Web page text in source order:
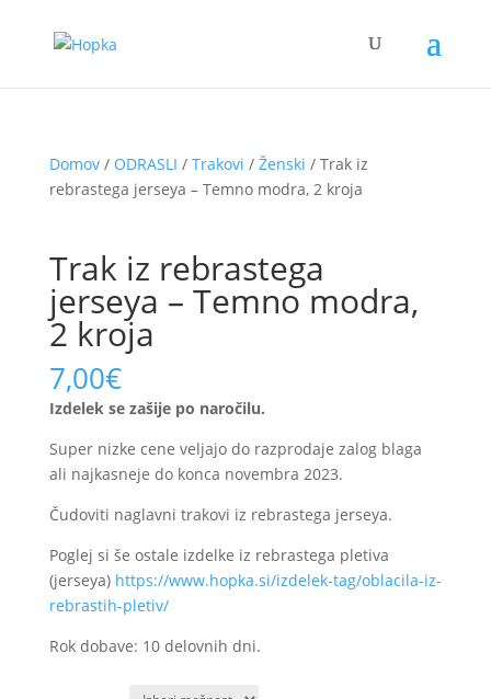
Domov/ ODRASLI / Trakovi / Ženski / Trak iz
rebrastega jerseya – Temno modra, 2 kroja
Trak iz rebrastega
jerseya – Temno modra,
2 kroja
7,00€
Izdelek se zašije po naročilu.
Super nizke cene veljajo do razprodaje zalog blaga
ali najkasneje do konca novembra 2023.
Čudoviti naglavni trakovi iz rebrastega jerseya.
Poglej si še ostale izdelke iz rebrastega pletiva
(jerseya) https://www.hopka.si/izdelek-tag/oblacila-iz-
rebrastih-pletiv/
Rok dobave: 10 delovnih dni.